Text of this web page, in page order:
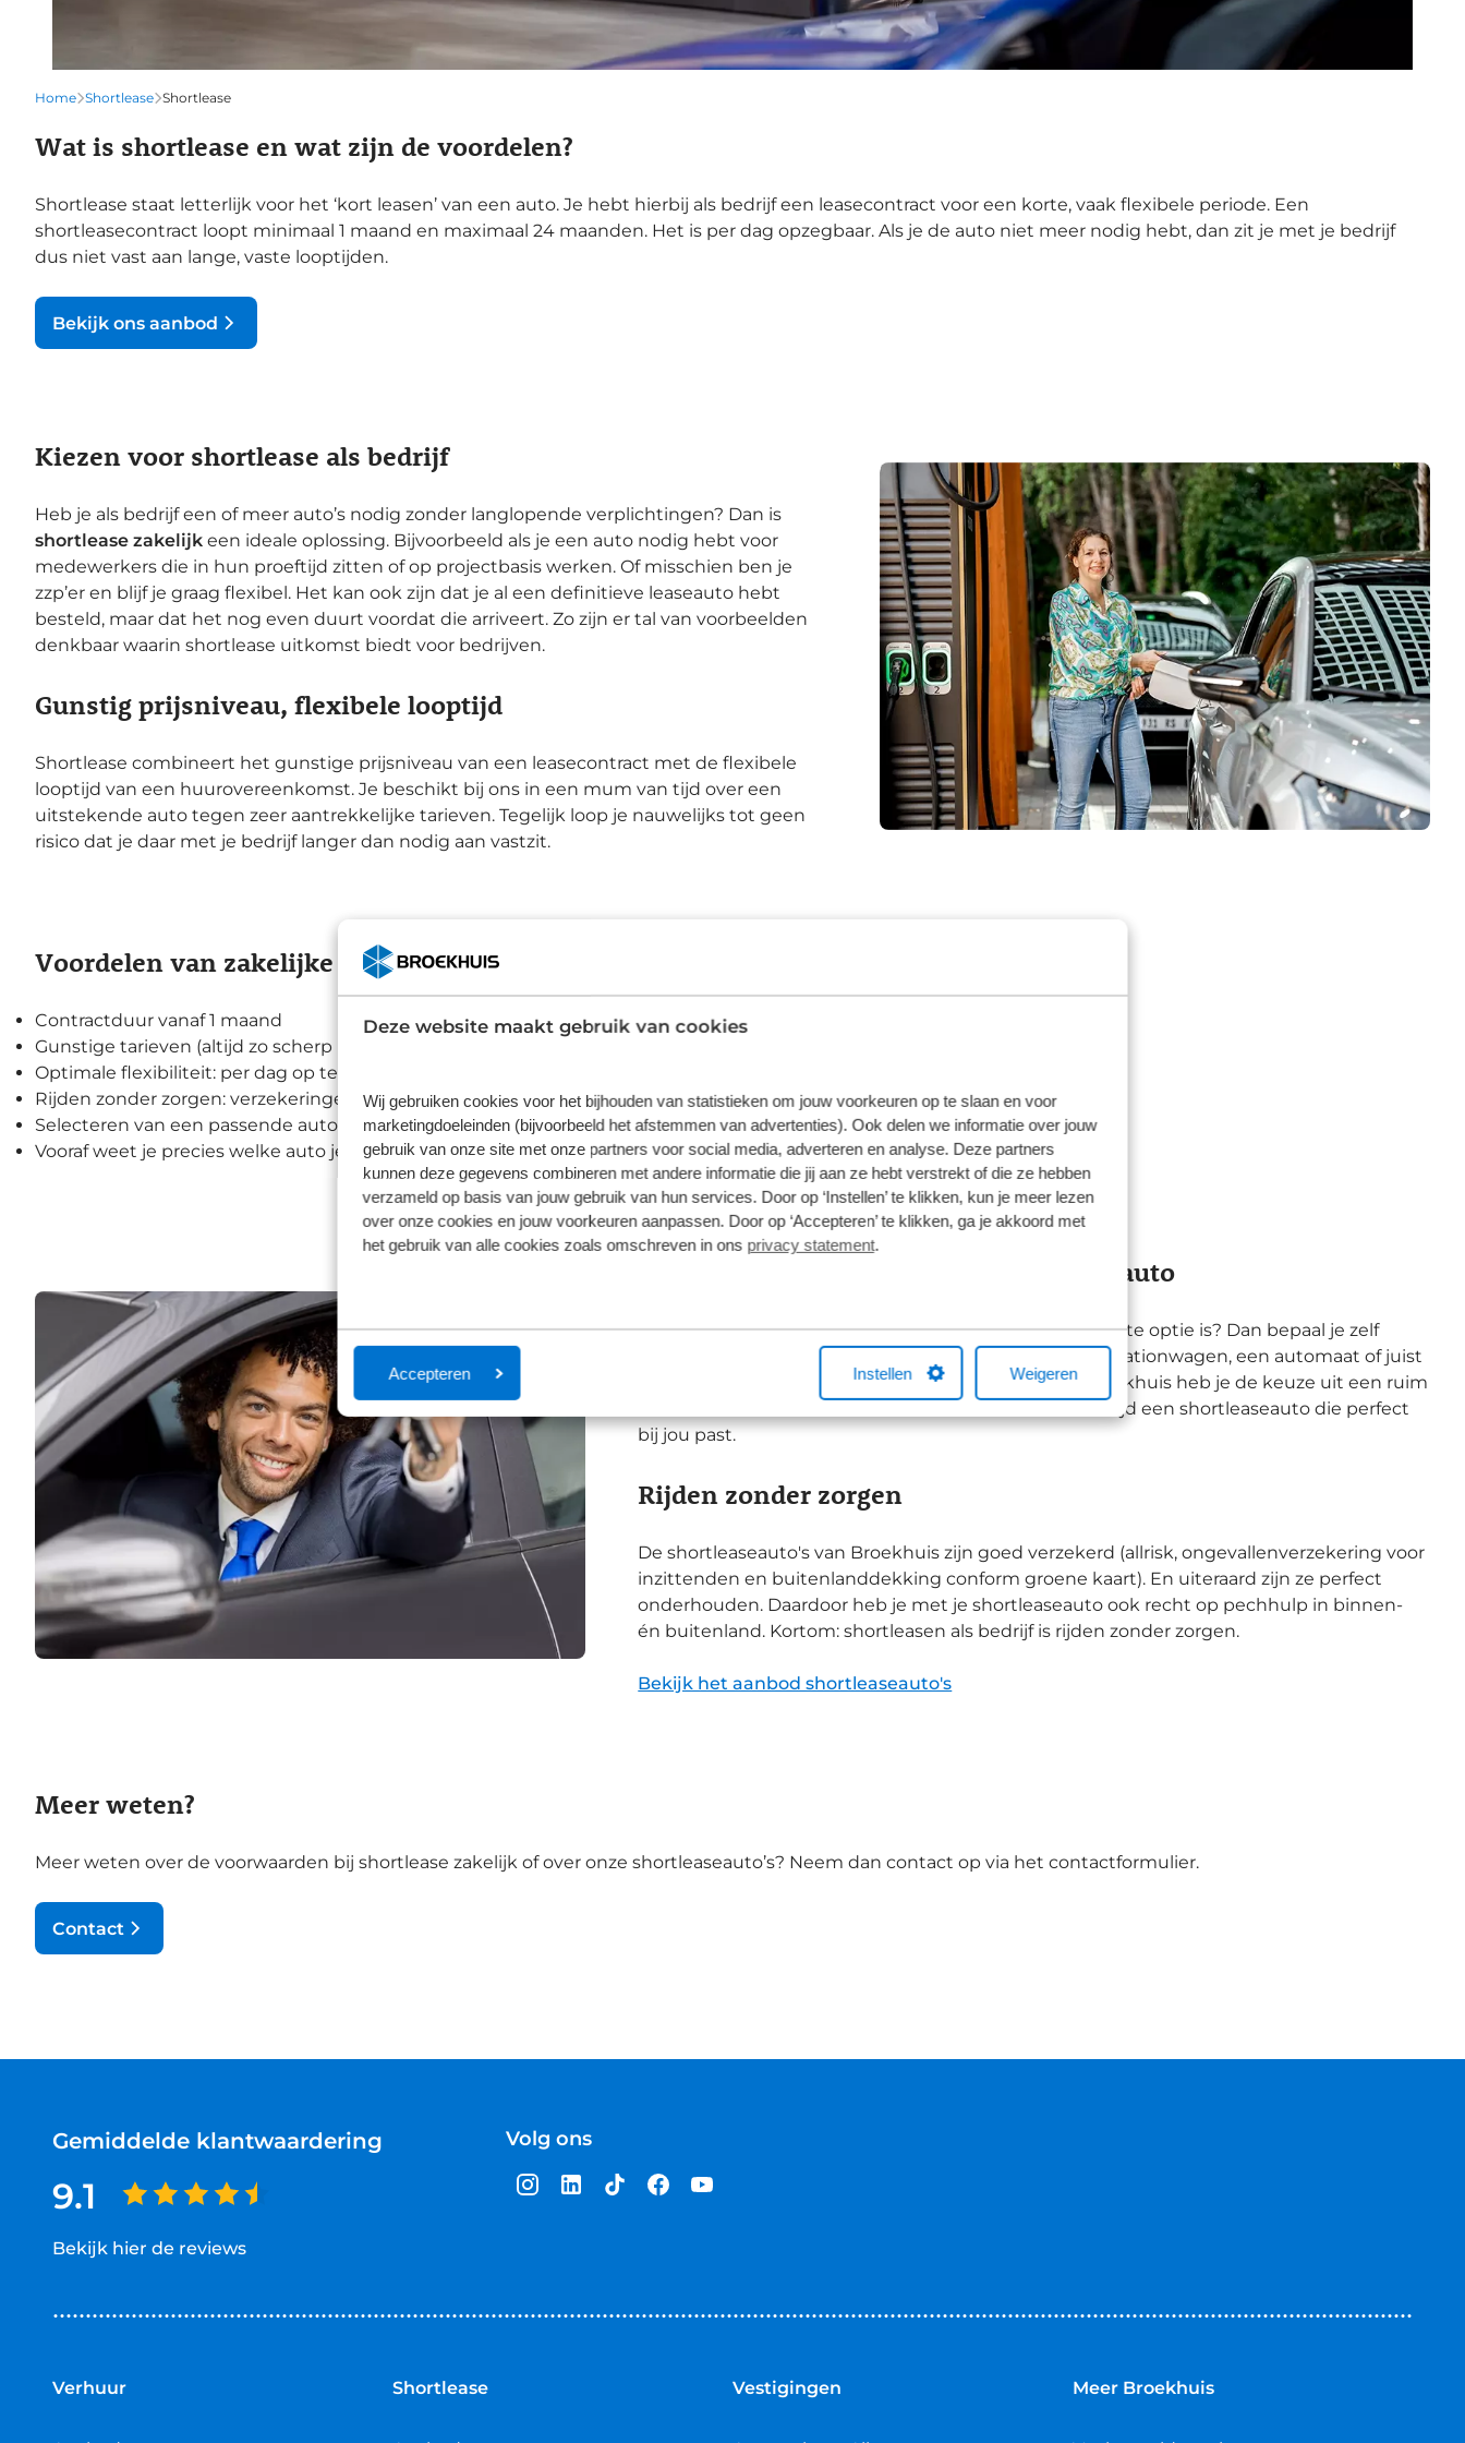
Deze website maakt gebruik van cookies
Wij gebruiken cookies voor het bijhouden van statistieken om jouw voorkeuren op te slaan en voor
marketingdoeleinden (bijvoorbeeld het afstemmen van advertenties). Ook delen we informatie over jouw
gebruik van onze site met onze partners voor social media, adverteren en analyse. Deze partners
kunnen deze gegevens combineren met andere informatie die jij aan ze hebt verstrekt of die ze hebben
verzameld op basis van jouw gebruik van hun services. Door op ‘Instellen’ te klikken, kun je meer lezen
over onze cookies en jouw voorkeuren aanpassen. Door op ‘Accepteren’ te klikken, ga je akkoord met
het gebruik van alle cookies zoals omschreven in ons privacy statement.
Accepteren Instellen Weigeren
Home Shortlease Shortlease
Wat is shortlease en wat zijn de voordelen?
Shortlease staat letterlijk voor het ‘kort leasen’ van een auto. Je hebt hierbij als bedrijf een leasecontract voor een korte, vaak flexibele periode. Een
shortleasecontract loopt minimaal 1 maand en maximaal 24 maanden. Het is per dag opzegbaar. Als je de auto niet meer nodig hebt, dan zit je met je bedrijf
dus niet vast aan lange, vaste looptijden.
Bekijk ons aanbod
Kiezen voor shortlease als bedrijf
Heb je als bedrijf een of meer auto’s nodig zonder langlopende verplichtingen? Dan is
shortlease zakelijk een ideale oplossing. Bijvoorbeeld als je een auto nodig hebt voor
medewerkers die in hun proeftijd zitten of op projectbasis werken. Of misschien ben je
zzp’er en blijf je graag flexibel. Het kan ook zijn dat je al een definitieve leaseauto hebt
besteld, maar dat het nog even duurt voordat die arriveert. Zo zijn er tal van voorbeelden
denkbaar waarin shortlease uitkomst biedt voor bedrijven.
Gunstig prijsniveau, flexibele looptijd
Shortlease combineert het gunstige prijsniveau van een leasecontract met de flexibele
looptijd van een huurovereenkomst. Je beschikt bij ons in een mum van tijd over een
uitstekende auto tegen zeer aantrekkelijke tarieven. Tegelijk loop je nauwelijks tot geen
risico dat je daar met je bedrijf langer dan nodig aan vastzit.
Voordelen van zakelijke shortlease bij Broekhuis:
Contractduur vanaf 1 maand
Gunstige tarieven (altijd zo scherp mogelijk)
Optimale flexibiliteit: per dag op te zeggen
Rijden zonder zorgen: verzekeringen en pechhulp inbegrepen
Selecteren van een passende auto doe je helemaal zelf
Vooraf weet je precies welke auto je krijgt, inclusief foto en kenteken
Zelf uitzoeken van de ideale shortleaseauto
Is eenmaal duidelijk dat shortlease voor je bedrijf de beste optie is? Dan bepaal je zelf
welke auto je wil hebben. Merk, grootte, een sedan of stationwagen, een automaat of juist
een handgeschakelde auto: je bepaalt alles zelf. Bij Broekhuis heb je de keuze uit een ruim
aanbod aan merken en modellen. Je vindt daardoor altijd een shortleaseauto die perfect
bij jou past.
Rijden zonder zorgen
De shortleaseauto's van Broekhuis zijn goed verzekerd (allrisk, ongevallenverzekering voor
inzittenden en buitenlanddekking conform groene kaart). En uiteraard zijn ze perfect
onderhouden. Daardoor heb je met je shortleaseauto ook recht op pechhulp in binnen-
én buitenland. Kortom: shortleasen als bedrijf is rijden zonder zorgen.
Bekijk het aanbod shortleaseauto's
Meer weten?
Meer weten over de voorwaarden bij shortlease zakelijk of over onze shortleaseauto’s? Neem dan contact op via het contactformulier.
Contact
Gemiddelde klantwaardering
9.1
Bekijk hier de reviews
van
Volg ons
Verhuur Shortlease Vestigingen Meer Broekhuis